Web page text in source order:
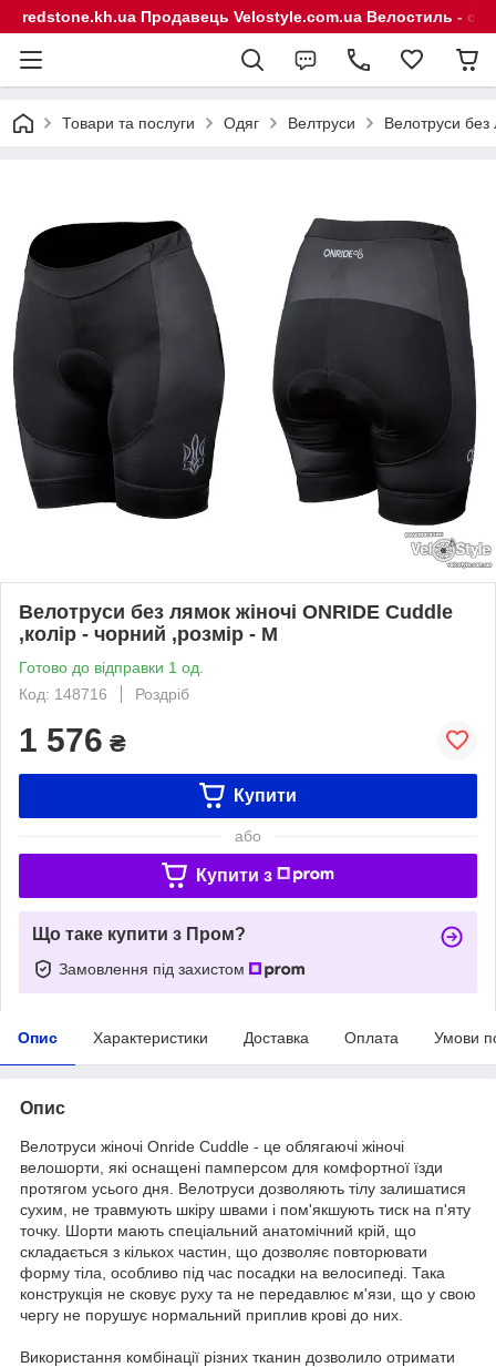
redstone.kh.ua Продавець Velostyle.com.ua Велостиль -
Товари та послуги Одяг Велтруси Велотруси без
Велотруси без лямок жіночі ONRIDE Cuddle
,колір - чорний ,розмір - M
Готово до відправки 1 од.
Код: 148716
Роздріб
1 576 ₴
Купити
або
Купити з
Що таке купити з Пром?
Замовлення під захистом
Опис Характеристики Доставка Оплата Умови
Опис
Велотруси жіночі Onride Cuddle - це облягаючі жіночі
велошорти, які оснащені памперсом для комфортної їзди
протягом усього дня. Велотруси дозволяють тілу залишатися
сухим, не травмують шкіру швами і пом'якшують тиск на п'яту
точку. Шорти мають спеціальний анатомічний крій, що
складається з кількох частин, що дозволяє повторювати
форму тіла, особливо під час посадки на велосипеді. Така
конструкція не сковує руху та не передавлює м'язи, що у свою
чергу не порушує нормальний приплив крові до них.
Використання комбінації різних тканин дозволило отримати